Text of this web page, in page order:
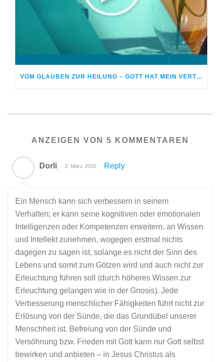
VOM GLAUBEN ZUR HEILUNG – GOTT HAT MEIN VERTRAUEN BELOHNT
ANZEIGEN VON 5 KOMMENTAREN
Dorli 2. März 2016 Reply
Ein Mensch kann sich verbessern in seinem
Verhalten; er kann seine kognitiven oder emotionalen
Intelligenzen oder Kompetenzen erweitern, an Wissen
und Intellekt zunehmen, wogegen erstmal nichts
dagegen zu sagen ist, solange es nicht der Sinn des
Lebens und somit zum Götzen wird und auch nicht zur
Erleuchtung führen soll (durch höheres Wissen zur
Erleuchtung gelangen wie in der Gnosis). Jede
Verbesserung menschlicher Fähigkeiten führt nicht zur
Erlösung von der Sünde, die das Grundübel unserer
Menschheit ist. Befreiung von der Sünde und
Versöhnung bzw. Frieden mit Gott kann nur Gott selbst
bewirken und anbieten – in Jesus Christus als